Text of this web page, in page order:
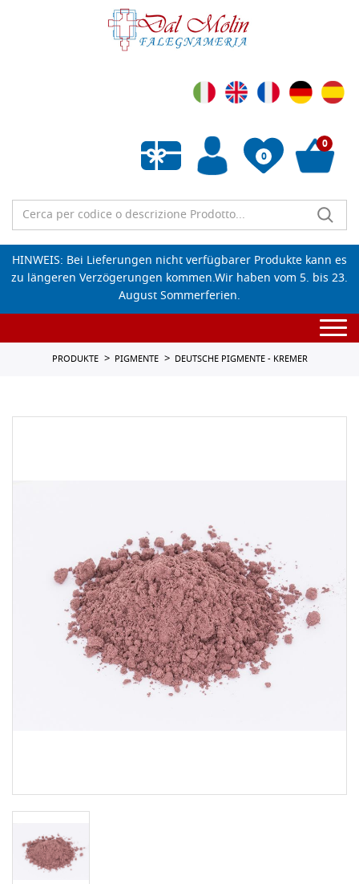
0
Wunschliste leeren
0
HINWEIS: Bei Lieferungen nicht verfügbarer Produkte kann es
zu längeren Verzögerungen kommen.Wir haben vom 5. bis 23.
August Sommerferien.
PRODUKTE PIGMENTE DEUTSCHE PIGMENTE - KREMER